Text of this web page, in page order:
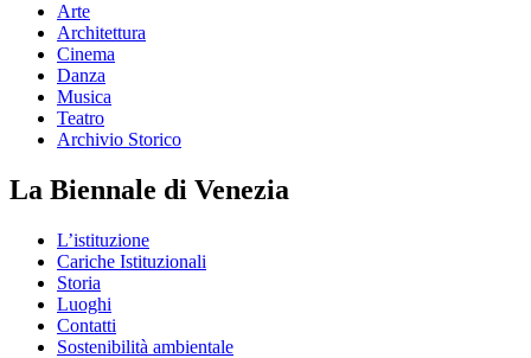
Arte
Architettura
Cinema
Danza
Musica
Teatro
Archivio Storico
La Biennale di Venezia
L’istituzione
Cariche Istituzionali
Storia
Luoghi
Contatti
Sostenibilità ambientale